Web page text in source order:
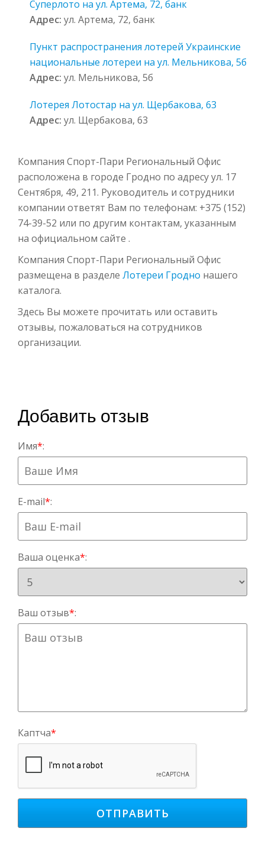
Суперлото на ул. Артема, 72, банк
Адрес: ул. Артема, 72, банк
Пункт распространения лотерей Украинские
национальные лотереи на ул. Мельникова, 5б
Адрес: ул. Мельникова, 5б
Лотерея Лотостар на ул. Щербакова, 63
Адрес: ул. Щербакова, 63
Компания Спорт-Пари Региональный Офис
расположена в городе Гродно по адресу ул. 17
Сентября, 49, 211. Руководитель и сотрудники
компании ответят Вам по телефонам: +375 (152)
74-39-52 или по другим контактам, указанным
на официальном сайте .
Компания Спорт-Пари Региональный Офис
размещена в разделе Лотереи Гродно нашего
каталога.
Здесь Вы можете прочитать или оставить
отзывы, пожаловаться на сотрудников
организации.
Добавить отзыв
Имя*:
E-mail*:
Ваша оценка*:
Ваш отзыв*:
Каптча*